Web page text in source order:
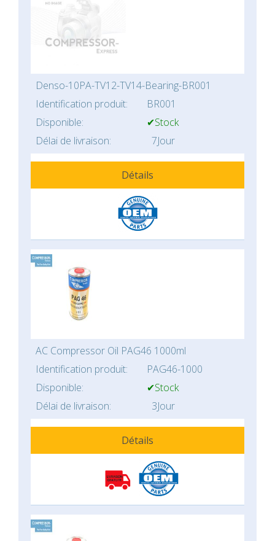
Denso-10PA-TV12-TV14-Bearing-BR001
Identification produit:
BR001
Disponible:
✔Stock
Délai de livraison:
7Jour
Détails
AC Compressor Oil PAG46 1000ml
Identification produit:
PAG46-1000
Disponible:
✔Stock
Délai de livraison:
3Jour
Détails